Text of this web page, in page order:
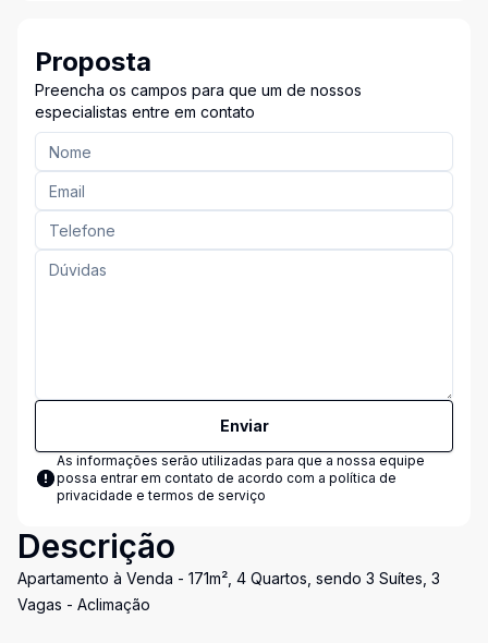
Proposta
Preencha os campos para que um de nossos
especialistas entre em contato
Enviar
As informações serão utilizadas para que a nossa equipe
possa entrar em contato de acordo com a política de
privacidade e termos de serviço
Descrição
Apartamento à Venda - 171m², 4 Quartos, sendo 3 Suítes, 3
Vagas - Aclimação